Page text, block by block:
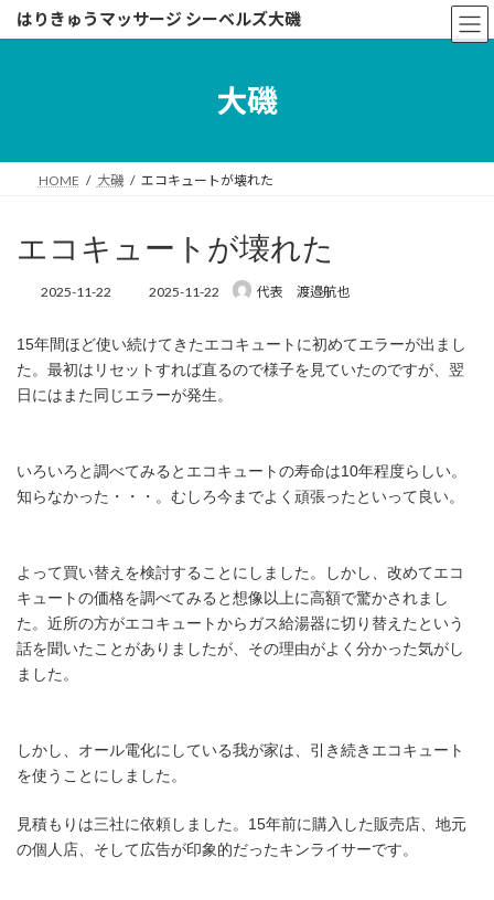
キ
に
はりきゅうマッサージ シーベルズ大磯
大磯
HOME 大磯 エコキュートが壊れた
エコキュートが壊れた
2025-11-22
最
新
日
時
:
2025-11-22 代表 渡邉航也
15年間ほど使い続けてきたエコキュートに初めてエラーが出まし
た。最初はリセットすれば直るので様子を見ていたのですが、翌
日にはまた同じエラーが発生。
いろいろと調べてみるとエコキュートの寿命は10年程度らしい。
知らなかった・・・。むしろ今までよく頑張ったといって良い。
よって買い替えを検討することにしました。しかし、改めてエコ
キュートの価格を調べてみると想像以上に高額で驚かされまし
た。近所の方がエコキュートからガス給湯器に切り替えたという
話を聞いたことがありましたが、その理由がよく分かった気がし
ました。
しかし、オール電化にしている我が家は、引き続きエコキュート
を使うことにしました。
見積もりは三社に依頼しました。15年前に購入した販売店、地元
の個人店、そして広告が印象的だったキンライサーです。